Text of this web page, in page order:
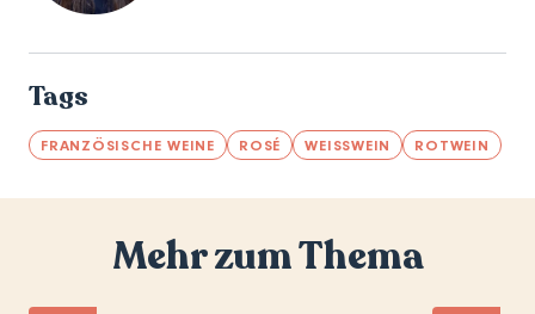
Tags
FRANZÖSISCHE WEINE ROSÉ WEISSWEIN ROTWEIN
Mehr zum Thema